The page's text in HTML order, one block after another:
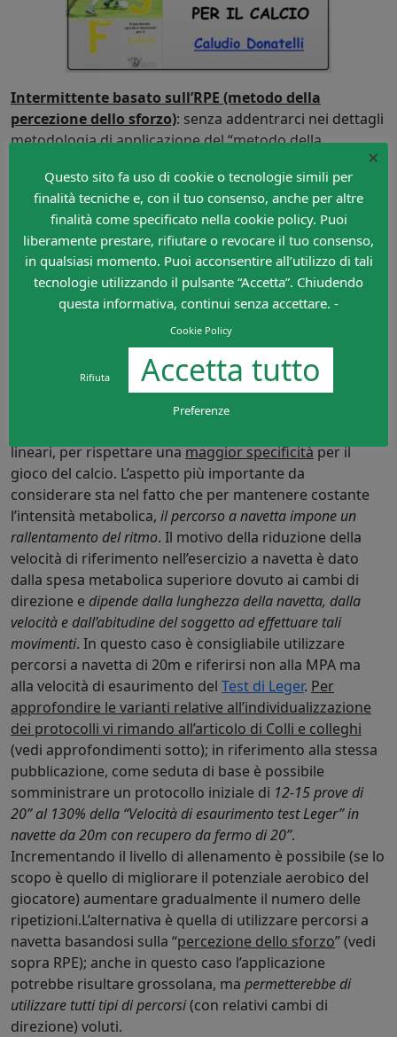
Intermittente basato sull’RPE (metodo della
percezione dello sforzo): senza addentrarci nei dettagli
metodologia di applicazione del “metodo della
per
una breve descrizione) è possibile partire dal
presupposto che il ritmo alla MPA si colloca all’intensità
17-18, mentre il120% della MPA a circa 19-20. L’RPE (che
è un’applicazione particolarmente grossolana) è
consigliabile per quei gruppi che non hanno a disposizione
mezzi e strutture in grado di effettuare test e misurazioni
idonee all’allenamento intermittente (soprattutto nei
settori giovanili). Richiede ovviamente un periodo di
adeguamento che comunque può tornare utile in altri
mezzi di allenamento come il40”-80”.
Intermittente a navetta:un’altra variante interessante
lineari, per rispettare unamaggior specificitàper il
gioco del calcio. L’aspetto più importante da
considerare sta nel fatto che per mantenere costante
l’intensità metabolica, il percorso a navetta impone un
rallentamento del ritmo. Il motivo della riduzione della
velocità di riferimento nell’esercizio a navetta è dato
dalla spesa metabolica superiore dovuto ai cambi di
direzione e dipende dalla lunghezza della navetta, dalla
velocità e dall’abitudine del soggetto ad effettuare tali
movimenti. In questo caso è consigliabile utilizzare
percorsi a navetta di 20m e riferirsi non alla MPA ma
alla velocità di esaurimento del Test di Leger. Per
approfondire le varianti relative all’individualizzazione
dei protocolli vi rimando all’articolo di Colli e colleghi
(vedi approfondimenti sotto); in riferimento alla stessa
pubblicazione, come seduta di base è possibile
somministrare un protocollo iniziale di 12-15 prove di
20” al 130% della “Velocità di esaurimento test Leger” in
navette da 20m con recupero da fermo di 20”.
Incrementando il livello di allenamento è possibile (se lo
scopo è quello di migliorare il potenziale aerobico del
giocatore) aumentare gradualmente il numero delle
ripetizioni.L’alternativa è quella di utilizzare percorsi a
navetta basandosi sulla “percezione dello sforzo” (vedi
sopra RPE); anche in questo caso l’applicazione
potrebbe risultare grossolana, ma permetterebbe di
utilizzare tutti tipi di percorsi(con relativi cambi di
direzione) voluti.
×
Questo sito fa uso di cookie o tecnologie simili per
finalità tecniche e, con il tuo consenso, anche per altre
finalità come specificato nella cookie policy. Puoi
liberamente prestare, rifiutare o revocare il tuo consenso,
in qualsiasi momento. Puoi acconsentire all’utilizzo di tali
tecnologie utilizzando il pulsante “Accetta”. Chiudendo
questa informativa, continui senza accettare. -
Cookie Policy
Rifiuta Accetta tutto
Preferenze